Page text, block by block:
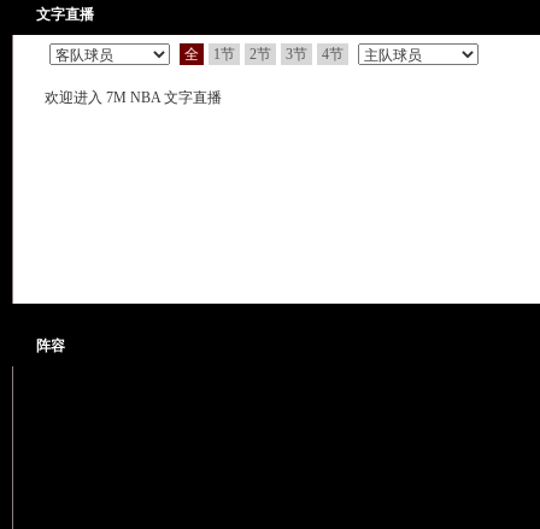
文字直播
全 1节 2节 3节 4节
欢迎进入 7M NBA 文字直播
阵容